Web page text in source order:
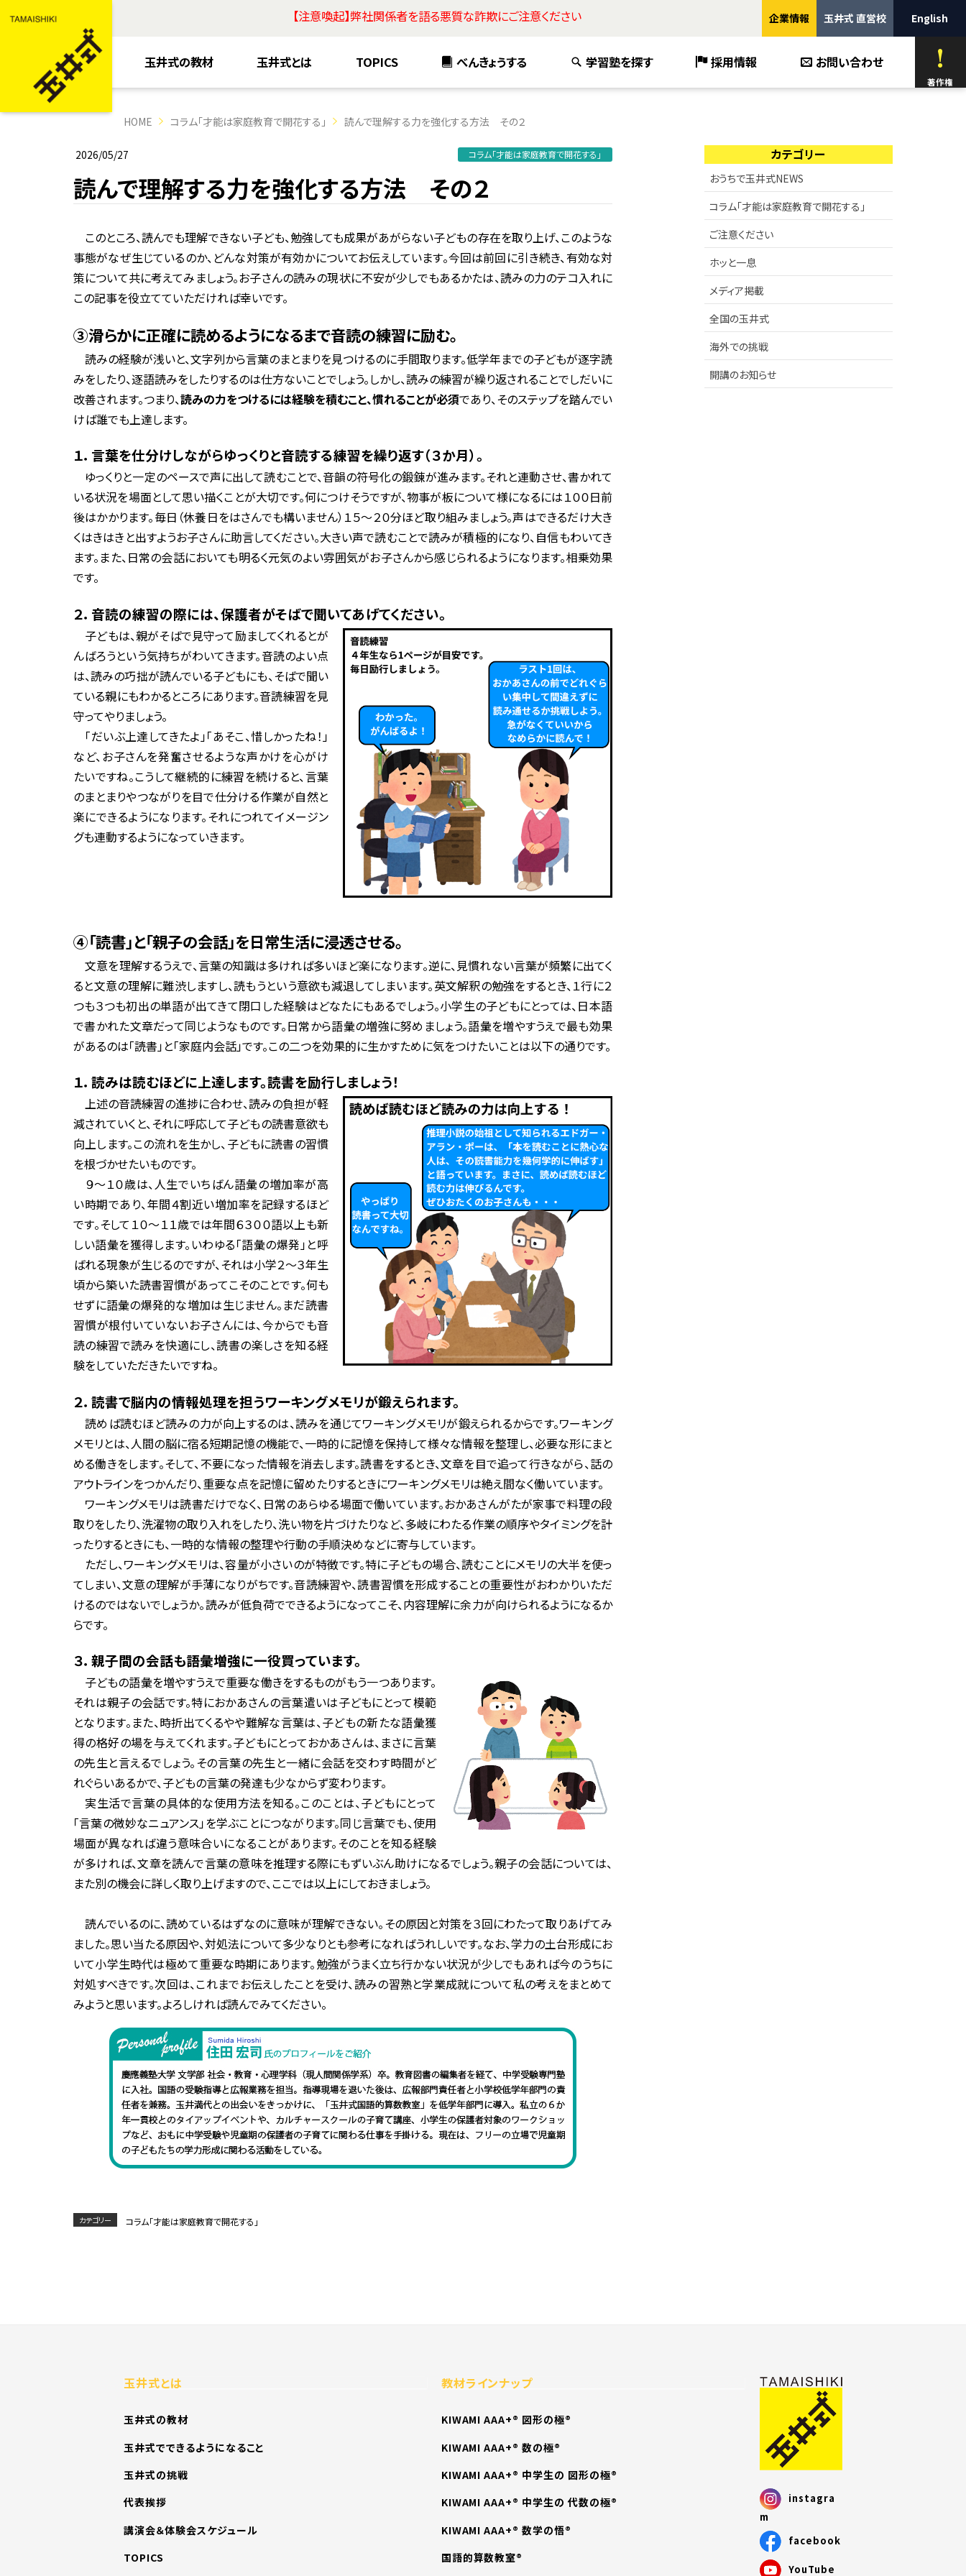
【注意喚起】弊社関係者を語る悪質な詐欺にご注意ください 企業情報 玉井式 直営校 English
玉井式の教材 玉井式とは TOPICS べんきょうする 学習塾を探す 採用情報 お問い合わせ
著作権
HOME コラム「才能は家庭教育で開花する」 読んで理解する力を強化する方法 その２
2026/05/27 コラム「才能は家庭教育で開花する」
読んで理解する力を強化する方法 その２
このところ、読んでも理解できない子ども、勉強しても成果があがらない子どもの存在を取り上げ、このような
事態がなぜ生じているのか、どんな対策が有効かについてお伝えしています。今回は前回に引き続き、有効な対
策について共に考えてみましょう。お子さんの読みの現状に不安が少しでもあるかたは、読みの力のテコ入れに
この記事を役立てていただければ幸いです。
③滑らかに正確に読めるようになるまで音読の練習に励む。
読みの経験が浅いと、文字列から言葉のまとまりを見つけるのに手間取ります。低学年までの子どもが逐字読
みをしたり、逐語読みをしたりするのは仕方ないことでしょう。しかし、読みの練習が繰り返されることでしだいに
改善されます。つまり、読みの力をつけるには経験を積むこと、慣れることが必須であり、そのステップを踏んでい
けば誰でも上達します。
１．言葉を仕分けしながらゆっくりと音読する練習を繰り返す（３か月）。
ゆっくりと一定のペースで声に出して読むことで、音韻の符号化の鍛錬が進みます。それと連動させ、書かれて
いる状況を場面として思い描くことが大切です。何につけそうですが、物事が板について様になるには１００日前
後はかかります。毎日（休養日をはさんでも構いません）１５～２０分ほど取り組みましょう。声はできるだけ大き
くはきはきと出すようお子さんに助言してください。大きい声で読むことで読みが積極的になり、自信もわいてき
ます。また、日常の会話においても明るく元気のよい雰囲気がお子さんから感じられるようになります。相乗効果
です。
２．音読の練習の際には、保護者がそばで聞いてあげてください。
子どもは、親がそばで見守って励ましてくれるとが
んばろうという気持ちがわいてきます。音読のよい点
は、読みの巧拙が読んでいる子どもにも、そばで聞い
ている親にもわかるところにあります。音読練習を見
守ってやりましょう。
「だいぶ上達してきたよ」「あそこ、惜しかったね！」
など、お子さんを発奮させるような声かけを心がけ
たいですね。こうして継続的に練習を続けると、言葉
のまとまりやつながりを目で仕分ける作業が自然と
楽にできるようになります。それにつれてイメージン
グも連動するようになっていきます。
④「読書」と「親子の会話」を日常生活に浸透させる。
文意を理解するうえで、言葉の知識は多ければ多いほど楽になります。逆に、見慣れない言葉が頻繁に出てく
ると文意の理解に難渋しますし、読もうという意欲も減退してしまいます。英文解釈の勉強をするとき、１行に２
つも３つも初出の単語が出てきて閉口した経験はどなたにもあるでしょう。小学生の子どもにとっては、日本語
で書かれた文章だって同じようなものです。日常から語彙の増強に努めましょう。語彙を増やすうえで最も効果
があるのは「読書」と「家庭内会話」です。この二つを効果的に生かすために気をつけたいことは以下の通りです。
１．読みは読むほどに上達します。読書を励行しましょう！
上述の音読練習の進捗に合わせ、読みの負担が軽
減されていくと、それに呼応して子どもの読書意欲も
向上します。この流れを生かし、子どもに読書の習慣
を根づかせたいものです。
９～１０歳は、人生でいちばん語彙の増加率が高
い時期であり、年間４割近い増加率を記録するほど
です。そして１０～１１歳では年間６３００語以上も新
しい語彙を獲得します。いわゆる「語彙の爆発」と呼
ばれる現象が生じるのですが、それは小学２～３年生
頃から築いた読書習慣があってこそのことです。何も
せずに語彙の爆発的な増加は生じません。まだ読書
習慣が根付いていないお子さんには、今からでも音
読の練習で読みを快適にし、読書の楽しさを知る経
験をしていただきたいですね。
２．読書で脳内の情報処理を担うワーキングメモリが鍛えられます。
読めば読むほど読みの力が向上するのは、読みを通じてワーキングメモリが鍛えられるからです。ワーキング
メモリとは、人間の脳に宿る短期記憶の機能で、一時的に記憶を保持して様々な情報を整理し、必要な形にまと
める働きをします。そして、不要になった情報を消去します。読書をするとき、文章を目で追って行きながら、話の
アウトラインをつかんだり、重要な点を記憶に留めたりするときにワーキングメモリは絶え間なく働いています。
ワーキングメモリは読書だけでなく、日常のあらゆる場面で働いています。おかあさんがたが家事で料理の段
取りをしたり、洗濯物の取り入れをしたり、洗い物を片づけたりなど、多岐にわたる作業の順序やタイミングを計
ったりするときにも、一時的な情報の整理や行動の手順決めなどに寄与しています。
ただし、ワーキングメモリは、容量が小さいのが特徴です。特に子どもの場合、読むことにメモリの大半を使っ
てしまい、文意の理解が手薄になりがちです。音読練習や、読書習慣を形成することの重要性がおわかりいただ
けるのではないでしょうか。読みが低負荷でできるようになってこそ、内容理解に余力が向けられるようになるか
らです。
３．親子間の会話も語彙増強に一役買っています。
子どもの語彙を増やすうえで重要な働きをするものがもう一つあります。
それは親子の会話です。特におかあさんの言葉遣いは子どもにとって模範
となります。また、時折出てくるやや難解な言葉は、子どもの新たな語彙獲
得の格好の場を与えてくれます。子どもにとっておかあさんは、まさに言葉
の先生と言えるでしょう。その言葉の先生と一緒に会話を交わす時間がど
れぐらいあるかで、子どもの言葉の発達も少なからず変わります。
実生活で言葉の具体的な使用方法を知る。このことは、子どもにとって
「言葉の微妙なニュアンス」を学ぶことにつながります。同じ言葉でも、使用
場面が異なれば違う意味合いになることがあります。そのことを知る経験
が多ければ、文章を読んで言葉の意味を推理する際にもずいぶん助けになるでしょう。親子の会話については、
また別の機会に詳しく取り上げますので、ここでは以上にしておきましょう。
読んでいるのに、読めているはずなのに意味が理解できない。その原因と対策を３回にわたって取りあげてみ
ました。思い当たる原因や、対処法について多少なりとも参考になればうれしいです。なお、学力の土台形成にお
いて小学生時代は極めて重要な時期にあります。勉強がうまく立ち行かない状況が少しでもあれば今のうちに
対処すべきです。次回は、これまでお伝えしたことを受け、読みの習熟と学業成就について私の考えをまとめて
みようと思います。よろしければ読んでみてください。
カテゴリー コラム「才能は家庭教育で開花する」
カテゴリー
おうちで玉井式NEWS
コラム「才能は家庭教育で開花する」
ご注意ください
ホッと一息
メディア掲載
全国の玉井式
海外での挑戦
開講のお知らせ
玉井式とは
玉井式の教材
玉井式でできるようになること
玉井式の挑戦
代表挨拶
講演会＆体験会スケジュール
TOPICS
教材ラインナップ
KIWAMI AAA+® 図形の極®
KIWAMI AAA+® 数の極®
KIWAMI AAA+® 中学生の 図形の極®
KIWAMI AAA+® 中学生の 代数の極®
KIWAMI AAA+® 数学の悟®
国語的算数教室®
instagra
m
facebook
YouTube